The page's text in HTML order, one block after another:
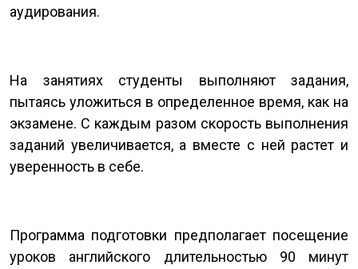
аудирования.
На занятиях студенты выполняют задания,
пытаясь уложиться в определенное время, как на
экзамене. С каждым разом скорость выполнения
заданий увеличивается, а вместе с ней растет и
уверенность в себе.
Программа подготовки предполагает посещение
уроков английского длительностью 90 минут